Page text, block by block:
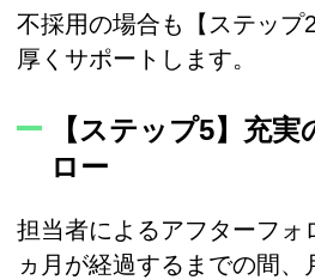
不採用の場合も【ステップ
厚くサポートします。
【ステップ5】充
ロー
担当者によるアフターフォ
ヵ月が経過するまでの間、